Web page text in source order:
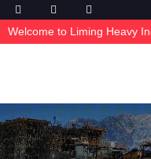
Welcome to Liming Heavy